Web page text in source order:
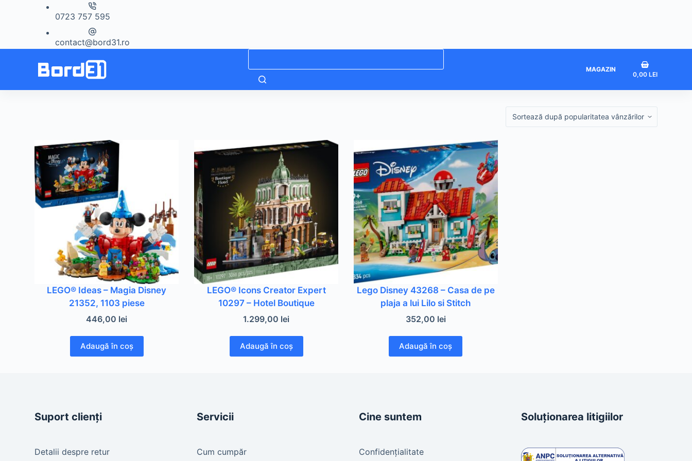
0723 757 595
contact@bord31.ro
MAGAZIN
Coș
0,00 LEI
LEGO® Ideas – Magia Disney
21352, 1103 piese
446,00 lei
Adaugă în coș
LEGO® Icons Creator Expert
10297 – Hotel Boutique
1.299,00 lei
Adaugă în coș
Lego Disney 43268 – Casa de pe
plaja a lui Lilo si Stitch
352,00 lei
Adaugă în coș
Suport clienți
Detalii despre retur
Servicii
Cum cumpăr
Cine suntem
Confidențialitate
Soluționarea litigiilor